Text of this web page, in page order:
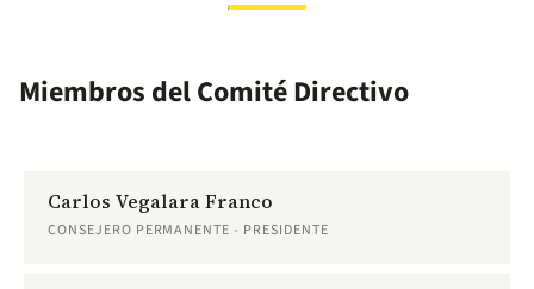
Miembros del Comité Directivo
Carlos Vegalara Franco
CONSEJERO PERMANENTE - PRESIDENTE